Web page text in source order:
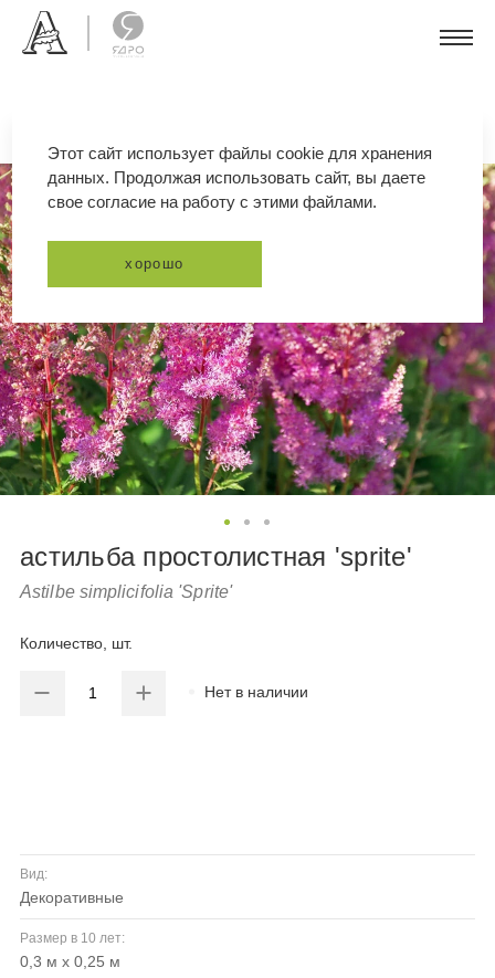
астильба простолистная 'sprite'
Astilbe simplicifolia 'Sprite'
Количество, шт.
Нет в наличии
Вид:
декоративные
Размер в 10 лет:
0,3 м х 0,25 м
Этот сайт использует файлы cookie для хранения
данных. Продолжая использовать сайт, вы даете
свое согласие на работу с этими файлами.
хорошо